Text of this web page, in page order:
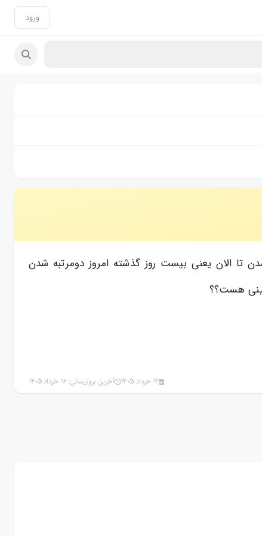
ورود
الان یعنی بیست روز گذشته امروز دومرتبه شدن
هست؟؟
12 خرداد 1405 آخرین بروزرسانی: 16 خرداد 1405